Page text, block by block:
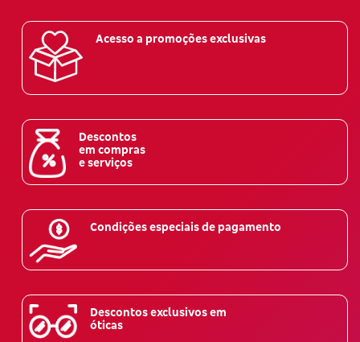
Acesso a promoções exclusivas
Descontos
em compras
e serviços
Condições especiais de pagamento
Descontos exclusivos em
óticas